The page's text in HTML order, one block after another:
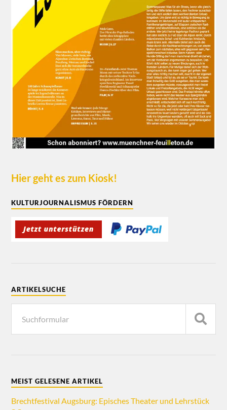
Hier geht es zum Kiosk!
KULTURJOURNALISMUS FÖRDERN
ARTIKELSUCHE
MEIST GELESENE ARTIKEL
Brechtfestival Augsburg: Episches Theater und Lehrstück